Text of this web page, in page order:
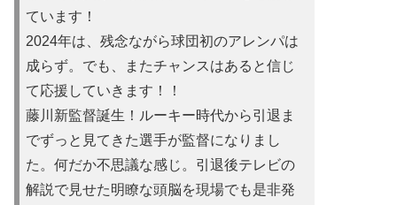
ています！
2024年は、残念ながら球団初のアレンパは
成らず。でも、またチャンスはあると信じ
て応援していきます！！
藤川新監督誕生！ルーキー時代から引退ま
でずっと見てきた選手が監督になりまし
た。何だか不思議な感じ。引退後テレビの
解説で見せた明瞭な頭脳を現場でも是非発